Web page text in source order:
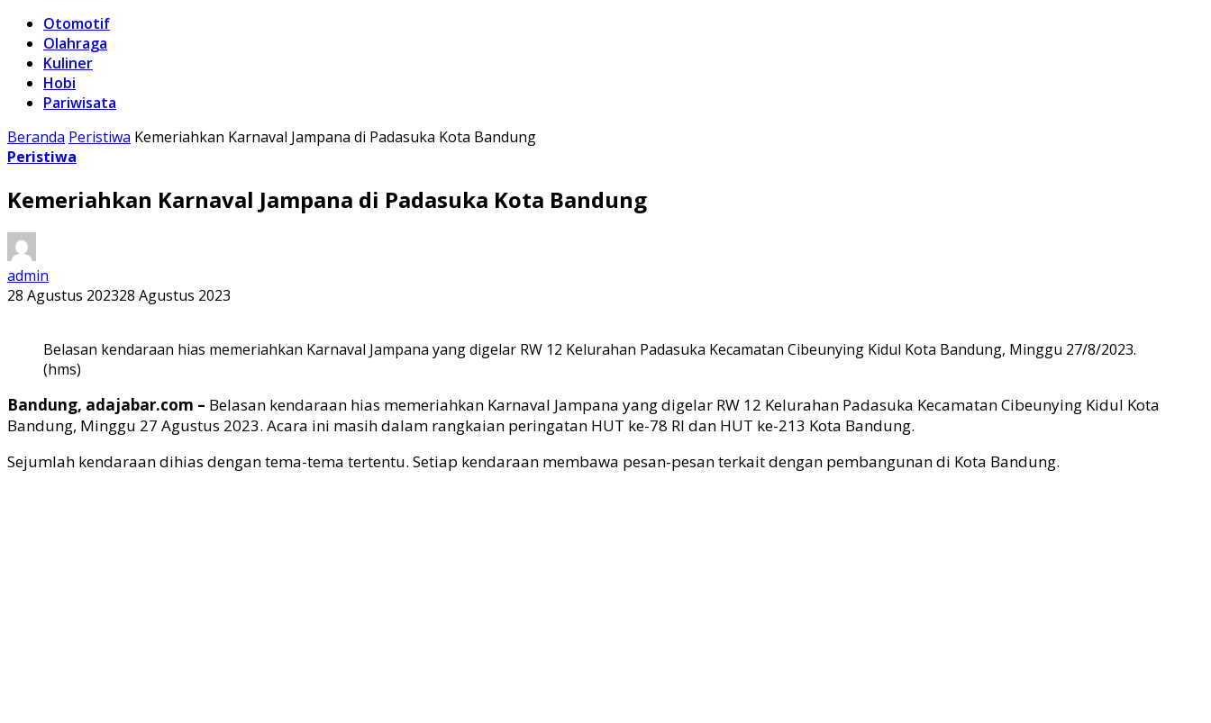
Otomotif
Olahraga
Kuliner
Hobi
Pariwisata
Beranda Peristiwa Kemeriahkan Karnaval Jampana di Padasuka Kota Bandung
Peristiwa
Kemeriahkan Karnaval Jampana di Padasuka Kota Bandung
admin
28 Agustus 202328 Agustus 2023
Belasan kendaraan hias memeriahkan Karnaval Jampana yang digelar RW 12 Kelurahan Padasuka Kecamatan Cibeunying Kidul Kota Bandung, Minggu 27/8/2023.
(hms)
Bandung, adajabar.com – Belasan kendaraan hias memeriahkan Karnaval Jampana yang digelar RW 12 Kelurahan Padasuka Kecamatan Cibeunying Kidul Kota
Bandung, Minggu 27 Agustus 2023. Acara ini masih dalam rangkaian peringatan HUT ke-78 RI dan HUT ke-213 Kota Bandung.
Sejumlah kendaraan dihias dengan tema-tema tertentu. Setiap kendaraan membawa pesan-pesan terkait dengan pembangunan di Kota Bandung.